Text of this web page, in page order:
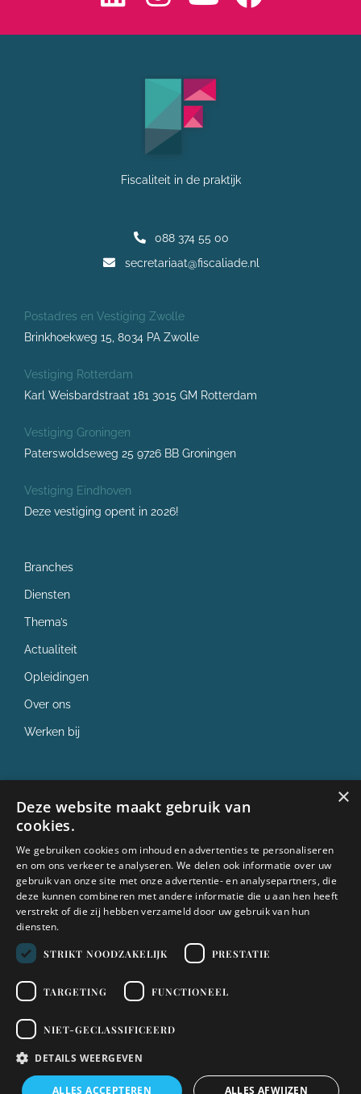
Fiscaliteit in de praktijk
088 374 55 00
secretariaat@fiscaliade.nl
Postadres en Vestiging Zwolle
Brinkhoekweg 15, 8034 PA Zwolle
Vestiging Rotterdam
Karl Weisbardstraat 181 3015 GM Rotterdam
Vestiging Groningen
Paterswoldseweg 25 9726 BB Groningen
Vestiging Eindhoven
Deze vestiging opent in 2026!
Branches
Diensten
Thema’s
Actualiteit
Opleidingen
Over ons
Werken bij
✓ ISO 27001
✓ PE punten
✓ NOB
2026 FiscaliadeDisclaimer
×
Deze website maakt gebruik van
cookies.
We gebruiken cookies om inhoud en advertenties te personaliseren
en om ons verkeer te analyseren. We delen ook informatie over uw
gebruik van onze site met onze advertentie- en analysepartners, die
deze kunnen combineren met andere informatie die u aan hen heeft
verstrekt of die zij hebben verzameld door uw gebruik van hun
diensten.
STRIKT NOODZAKELIJK PRESTATIE
TARGETING FUNCTIONEEL
NIET-GECLASSIFICEERD
DETAILS WEERGEVEN
ALLES ACCEPTEREN ALLES AFWIJZEN